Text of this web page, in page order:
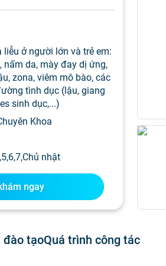
liễu ở người lớn và trẻ em:
nấm da, mày đay dị ứng,
zona, viêm mô bào, các
tình dục (lậu, giang
sinh dục,...)
Khoa
nhật
ngay
đào tạoQuá trình công tác